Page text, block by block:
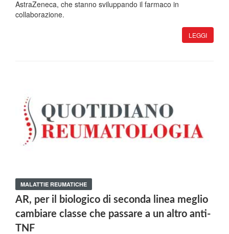
AstraZeneca, che stanno sviluppando il farmaco in
collaborazione.
LEGGI
MALATTIE REUMATICHE
AR, per il biologico di seconda linea meglio
cambiare classe che passare a un altro anti-
TNF